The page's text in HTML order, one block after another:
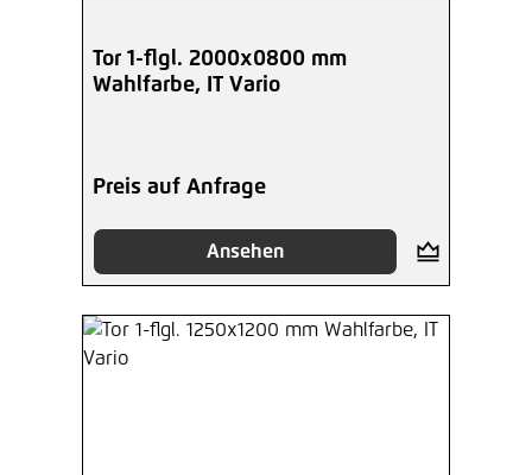
Tor 1-flgl. 2000x0800 mm
Wahlfarbe, IT Vario
Preis auf Anfrage
Ansehen